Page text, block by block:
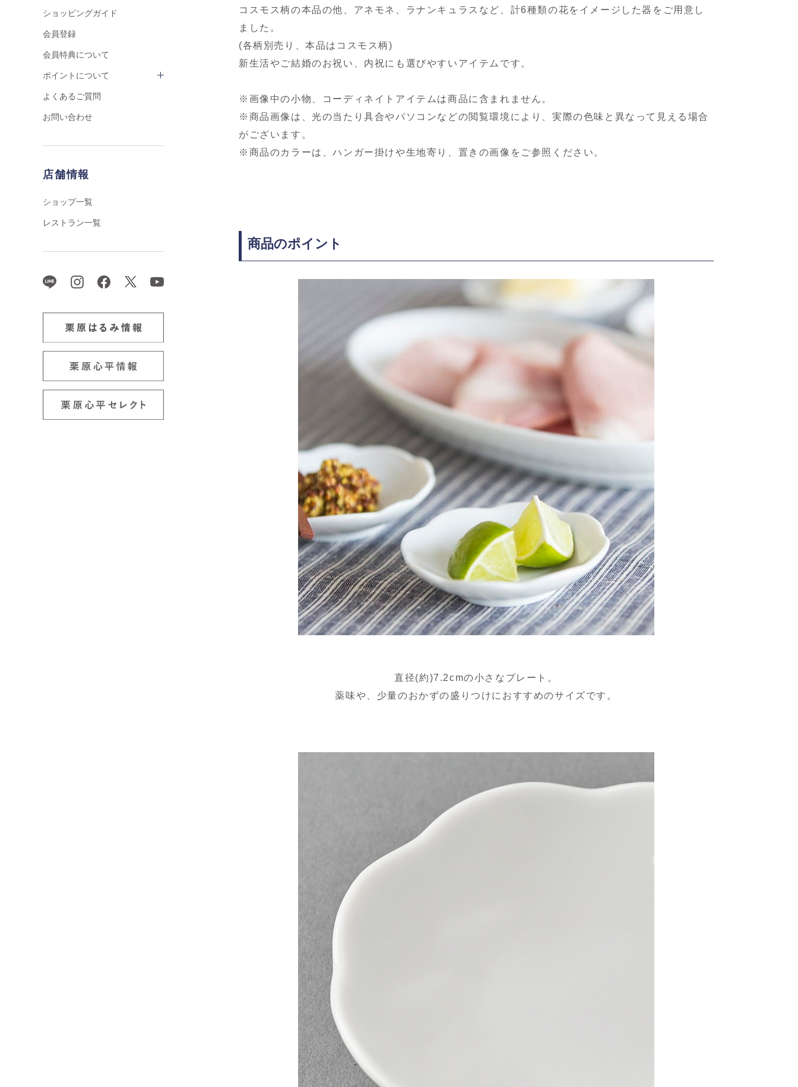
ショッピングガイド
会員登録
会員特典について
ポイントについて
よくあるご質問
お問い合わせ
店舗情報
ショップ一覧
レストラン一覧
コスモス柄の本品の他、アネモネ、ラナンキュラスなど、計6種類の花をイメージした器をご用意し
ました。
(各柄別売り、本品はコスモス柄)
新生活やご結婚のお祝い、内祝にも選びやすいアイテムです。
※画像中の小物、コーディネイトアイテムは商品に含まれません。
※商品画像は、光の当たり具合やパソコンなどの閲覧環境により、実際の色味と異なって見える場合
がございます。
※商品のカラーは、ハンガー掛けや生地寄り、置きの画像をご参照ください。
商品のポイント
直径(約)7.2cmの小さなプレート。
薬味や、少量のおかずの盛りつけにおすすめのサイズです。